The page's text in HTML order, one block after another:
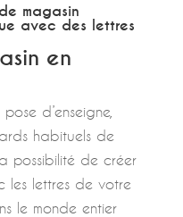
magasin
avec des lettres
en
d’enseigne,
habituels de
possibilité de créer
les lettres de votre
le monde entier